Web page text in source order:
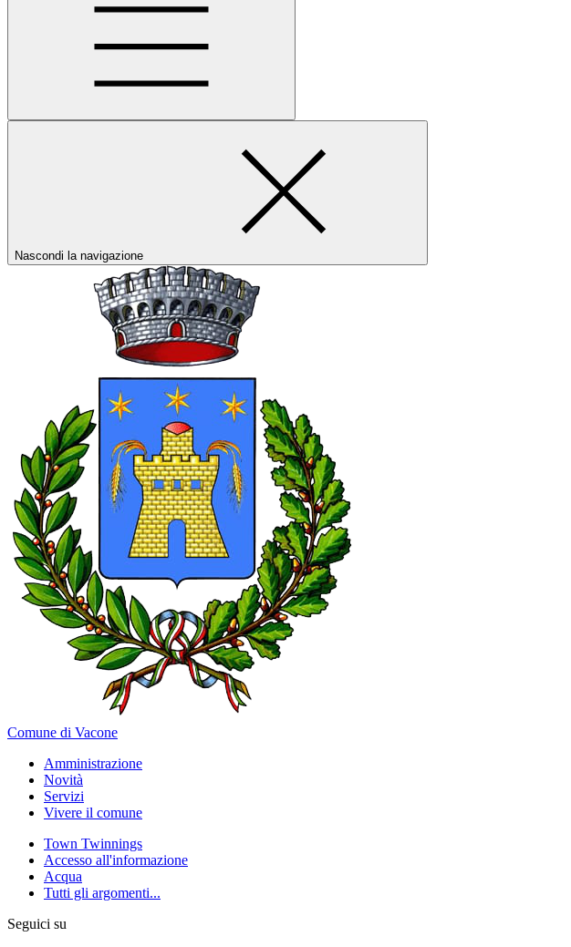
Nascondi la navigazione
Comune di Vacone
Amministrazione
Novità
Servizi
Vivere il comune
Town Twinnings
Accesso all'informazione
Acqua
Tutti gli argomenti...
Seguici su